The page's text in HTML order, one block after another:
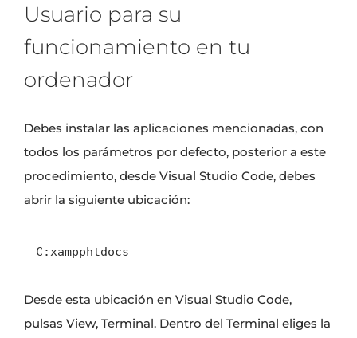
Usuario para su
funcionamiento en tu
ordenador
Debes instalar las aplicaciones mencionadas, con
todos los parámetros por defecto, posterior a este
procedimiento, desde Visual Studio Code, debes
abrir la siguiente ubicación:
C:xampphtdocs
Desde esta ubicación en Visual Studio Code,
pulsas View, Terminal. Dentro del Terminal eliges la